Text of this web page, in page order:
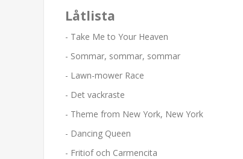
Låtlista
- Take Me to Your Heaven
- Sommar, sommar, sommar
- Lawn-mower Race
- Det vackraste
- Theme from New York, New York
- Dancing Queen
- Fritiof och Carmencita